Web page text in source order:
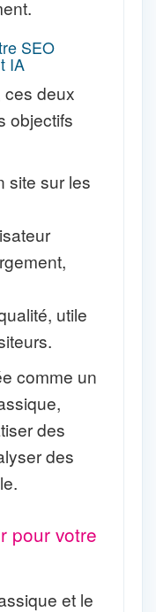
SEO
IA
ces deux
objectifs
site sur les
utile
comme un
des
des
pour votre
et le